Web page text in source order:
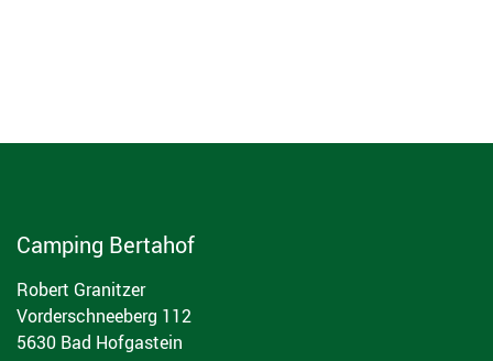
Camping Bertahof
Robert Granitzer
Vorderschneeberg 112
5630 Bad Hofgastein